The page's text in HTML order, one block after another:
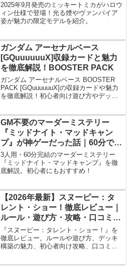
2025年9月発売のミッキートミカがハロウ
ィン仕様で登場！光る煙やヴァンパイア
姿が魅力の限定モデルを紹介。
ガンダム アーセナルベース
[GQuuuuuuX]収録カードと魅力
を徹底解説！BOOSTER PACK
ガンダム アーセナルベース BOOSTER
PACK [GQuuuuuuX]の収録カードや魅力
を徹底解説！初心者向け遊び方やデッキ
GM不要のマーダーミステリー
『ミッドナイト・マッドキャン
プ』が神ゲーだった話｜60分で大
満足！
3人用・60分完結のマーダーミステリー
『ミッドナイト・マッドキャンプ』を徹
底解説。初心者にもおすすめ！
【2026年最新】スヌーピー：タ
レント・ショー！徹底レビュー｜
ルール・遊び方・攻略・口コミを
完全解説
『スヌーピー：タレント・ショー！』を
徹底レビュー。ルールや遊び方、デッキ
構築の魅力、初心者向け攻略、口コミ、2